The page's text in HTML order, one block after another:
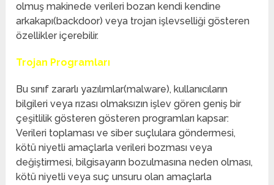
olmuş makinede verileri bozan kendi kendine
arkakapı(backdoor) veya trojan işlevselliği gösteren
özellikler içerebilir.
Trojan Programları
Bu sınıf zararlı yazılımlar(malware), kullanıcıların
bilgileri veya rızası olmaksızın işlev gören geniş bir
çeşitlilik gösteren gösteren programları kapsar:
Verileri toplaması ve siber suçlulara göndermesi,
kötü niyetli amaçlarla verileri bozması veya
değiştirmesi, bilgisayarın bozulmasına neden olması,
kötü niyetli veya suç unsuru olan amaçlarla